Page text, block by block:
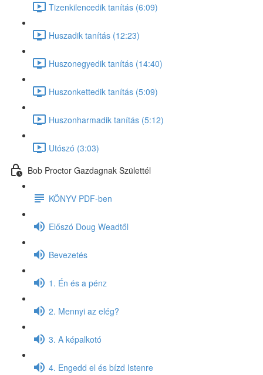
Tizenkilencedik tanítás (6:09)
Huszadik tanítás (12:23)
Huszonegyedik tanítás (14:40)
Huszonkettedik tanítás (5:09)
Huszonharmadik tanítás (5:12)
Utószó (3:03)
Bob Proctor Gazdagnak Születtél
KÖNYV PDF-ben
Előszó Doug Weadtől
Bevezetés
1. Én és a pénz
2. Mennyi az elég?
3. A képalkotó
4. Engedd el és bízd Istenre